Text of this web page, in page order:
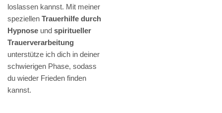
loslassen kannst. Mit meiner
speziellen Trauerhilfe durch
Hypnose und spiritueller
Trauerverarbeitung
unterstütze ich dich in deiner
schwierigen Phase, sodass
du wieder Frieden finden
kannst.